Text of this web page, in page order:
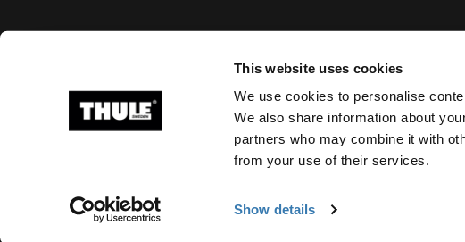
This website uses cookies
We use cookies to personalise
We also share information about
partners who may combine it with
from your use of their services.
Show details
Ⓒ 2026 Thule Group All rights reserved